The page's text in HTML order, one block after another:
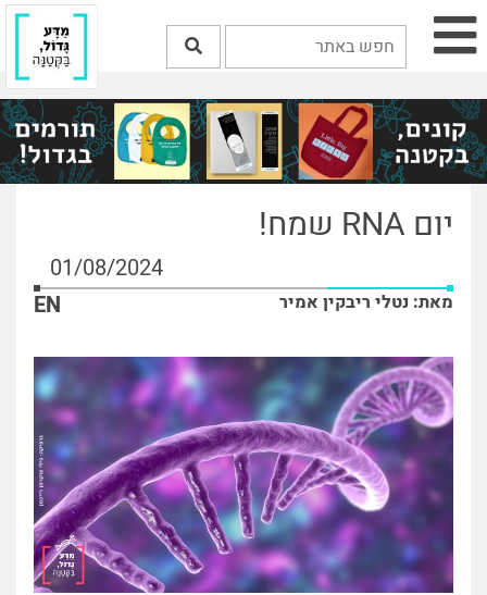
יום RNA שמח!
01/08/2024
מאת: נטלי ריבקין אמיר EN